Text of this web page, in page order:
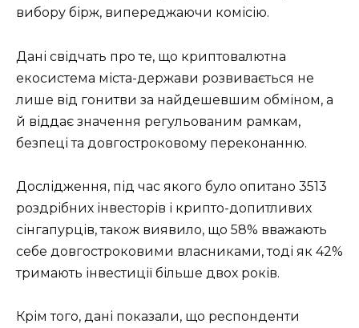
вибору бірж, випереджаючи комісію.
Дані свідчать про те, що криптовалютна
екосистема міста-держави розвивається не
лише від гонитви за найдешевшим обміном, а
й віддає значення регульованим рамкам,
безпеці та довгостроковому переконанню.
Дослідження, під час якого було опитано 3513
роздрібних інвесторів і крипто-допитливих
сінгапурців, також виявило, що 58% вважають
себе довгостроковими власниками, тоді як 42%
тримають інвестиції більше двох років.
Крім того, дані показали, що респонденти